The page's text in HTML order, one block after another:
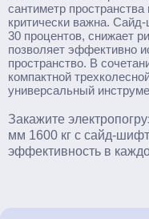
сантиметр пространства
критически важна.
30 процентов, снижает
позволяет эффективно
пространство. В
компактной
универсальный
Закажите
мм 1600 кг с сайд-
эффективность в